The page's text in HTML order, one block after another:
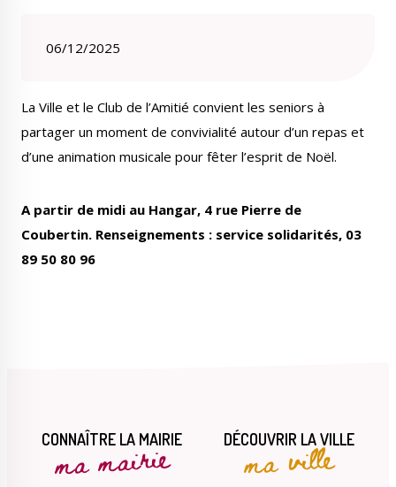
Le Créa La médiathèque
La Ville et le Club de l’Amitié convient les seniors à
partager un moment de convivialité autour d’un repas et
d’une animation musicale pour fêter l’esprit de Noël.
A partir de midi au Hangar, 4 rue Pierre de
Coubertin. Renseignements : service solidarités, 03
89 50 80 96
06/12/2025
CONNAÎTRE LA MAIRIE
ma mairie DÉCOUVRIR LA VILLE
ma ville